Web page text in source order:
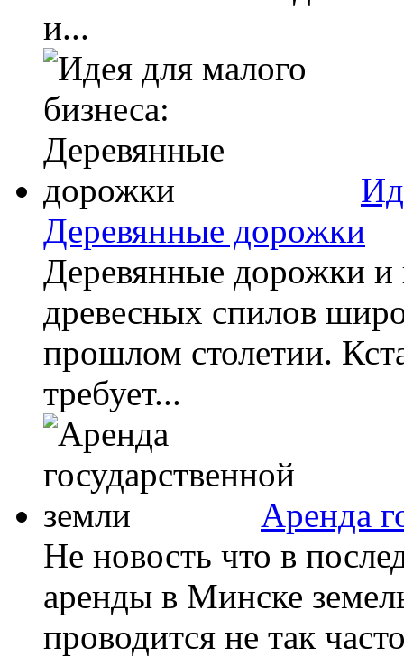
и...
Деревянные дорожки
Деревянные дорожки
древесных спилов
прошлом столетии.
требует...
Аренда
Не новость что в
аренды в Минске
проводится не так